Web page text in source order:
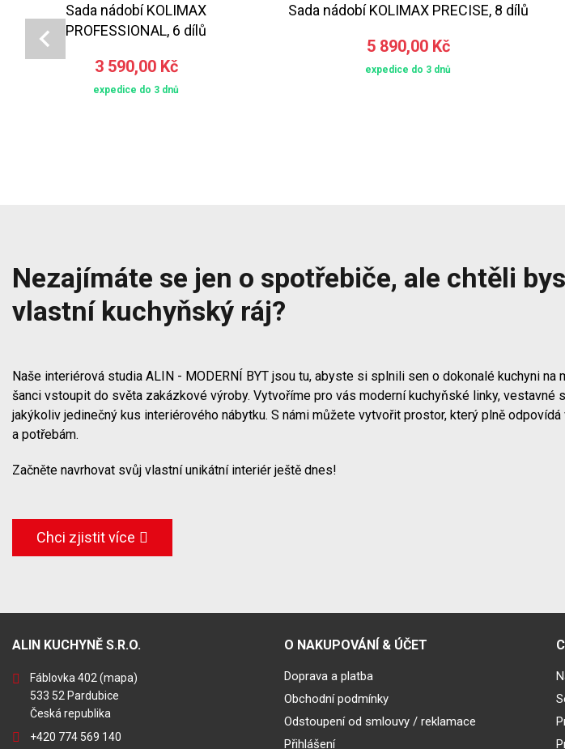
Sada nádobí KOLIMAX
PROFESSIONAL, 6 dílů
3 590,00 Kč
expedice do 3 dnů
Sada nádobí KOLIMAX PRECISE, 8 dílů
5 890,00 Kč
expedice do 3 dnů
Nezajímáte se jen o spotřebiče, ale chtěli
vlastní kuchyňský ráj?
Naše interiérová studia ALIN - MODERNÍ BYT jsou tu, abyste si splnili sen o dokonalé kuchyni na
šanci vstoupit do světa zakázkové výroby. Vytvoříme pro vás moderní kuchyňské linky, vestavné
jakýkoliv jedinečný kus interiérového nábytku. S námi můžete vytvořit prostor, který plně
a potřebám.
Začněte navrhovat svůj vlastní unikátní interiér ještě dnes!
Chci zjistit více
ALIN KUCHYNĚ S.R.O.
Fáblovka 402 (mapa)
533 52 Pardubice
Česká republika
+420 774 569 140
O NAKUPOVÁNÍ & ÚČET
Doprava a platba
Obchodní podmínky
Odstoupení od smlouvy / reklamace
Přihlášení